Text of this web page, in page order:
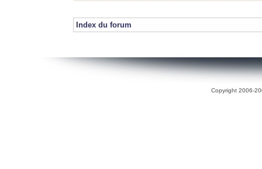
Index du forum
Copyright 2006-